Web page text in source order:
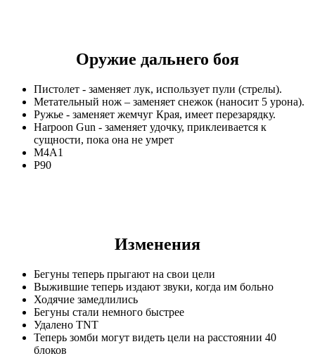
Оружие дальнего боя
Пистолет - заменяет лук, использует пули (стрелы).
Метательный нож – заменяет снежок (наносит 5 урона).
Ружье - заменяет жемчуг Края, имеет перезарядку.
Harpoon Gun - заменяет удочку, приклеивается к
сущности, пока она не умрет
M4A1
P90
Изменения
Бегуны теперь прыгают на свои цели
Выжившие теперь издают звуки, когда им больно
Ходячие замедлились
Бегуны стали немного быстрее
Удалено TNT
Теперь зомби могут видеть цели на расстоянии 40
блоков